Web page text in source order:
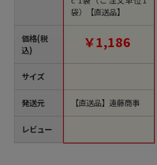
価格(税
込)
サイズ
発送元
レビュー
袋）【直送品】
￥1,186
【直送品】遠藤商事